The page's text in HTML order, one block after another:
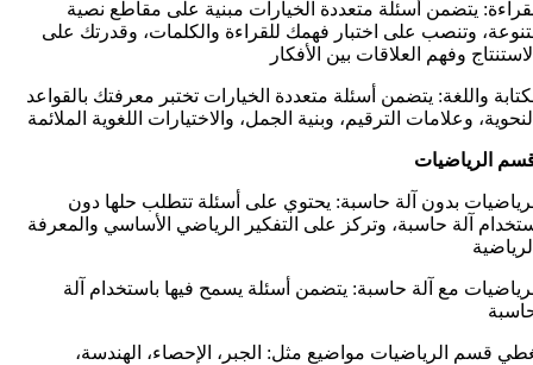
يتضمن أسئلة متعددة الخيارات مبنية على مقاطع نصية
وتنصب على اختبار فهمك للقراءة والكلمات، وقدرتك على
واللغة: يتضمن أسئلة متعددة الخيارات تختبر معرفتك بالقواعد
بدون آلة حاسبة: يحتوي على أسئلة تتطلب حلها دون
آلة حاسبة، وتركز على التفكير الرياضي الأساسي والمعرفة
مع آلة حاسبة: يتضمن أسئلة يسمح فيها باستخدام آلة
قسم الرياضيات مواضيع مثل: الجبر، الإحصاء، الهندسة،